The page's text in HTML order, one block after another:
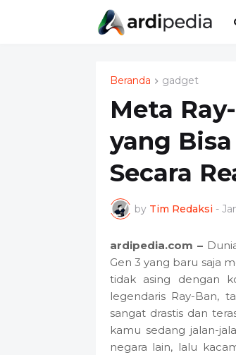
Beranda gadget
Meta
yang
Secara
by Tim Redaksi -
ardipedia.com –
Gen 3 yang baru saja
tidak asing dengan
legendaris Ray-Ban,
sangat drastis dan
kamu sedang jalan-
negara lain, lalu